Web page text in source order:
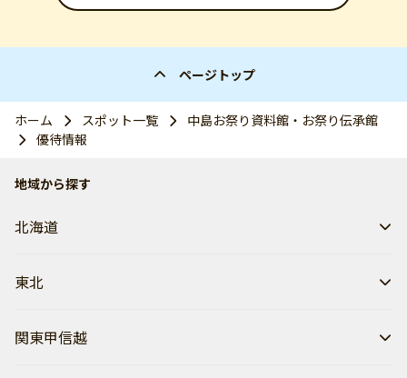
ページトップ
ホーム スポット一覧
中島お祭り資料館・お祭り伝承館
優待情報
地域から探す
北海道
東北
関東甲信越